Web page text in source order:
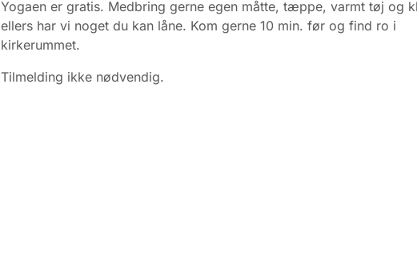
Yogaen er gratis. Medbring gerne egen måtte, tæppe, varmt tøj og
ellers har vi noget du kan låne. Kom gerne 10 min. før og find ro i
kirkerummet.
Tilmelding ikke nødvendig.